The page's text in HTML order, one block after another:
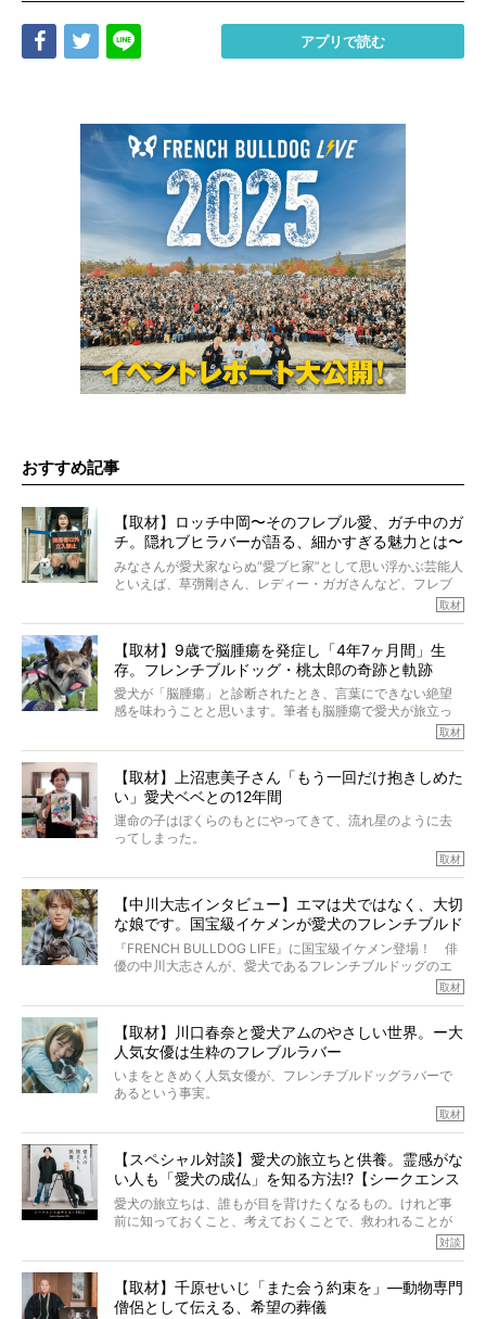
Share Tweet アプリで読む
おすすめ記事
【取材】ロッチ中岡〜そのフレブル愛、ガチ中のガ
チ。隠れブヒラバーが語る、細かすぎる魅力とは〜
【前編】
みなさんが愛犬家ならぬ“愛ブヒ家”として思い浮かぶ芸能人
といえば、草彅剛さん、レディー・ガガさんなど、フレブ
ルを飼っている方が多いと思います。が、ロッチ中岡さん
んのインスタグラムを覗くと、たくさんのフレブルアカウ
ントがフォローされていて、わが『FRENCH BULLDOG
LIFE』モデルのnicoやトーラスも、その中の一頭。
そんな中岡さんに、フレブルの魅力を語っていただきまし
た。そのブヒ愛っぷりは、思ってた以上！ ガチ中のガチ
取材
【取材】9歳で脳腫瘍を発症し「4年7ヶ月間」生
存。フレンチブルドッグ・桃太郎の奇跡と軌跡
愛犬が「脳腫瘍」と診断されたとき、言葉にできない絶望
感を味わうことと思います。筆者も脳腫瘍で愛犬が旅立っ
たひとり。だからこそ、どれほど厄介で困難な病気かを理
ところが、フレンチブルドッグの桃太郎は9歳で脳腫瘍を発
症し、なんと4年7ヶ月間も生き抜いたのです。旅立ったと
きの年齢は13歳と11ヶ月、レジェンド級のレジェンドでし
た。さらには、治療後3年間は一度も発作が起きなかったと
いいます。
この事実はフレンチブルドッグだけでなく、脳腫瘍と闘う
太郎のオーナーである佐藤さんご夫婦に、治療の選択やケ
アについて詳しくお話しをうかがいました。
取材
【取材】上沼恵美子さん「もう一回だけ抱きしめた
い」愛犬ベベとの12年間
運命の子はぼくらのもとにやってきて、流れ星のように去
ってしまった。
り添いたいと思う。
その悲しみをいますぐ解消することはできないが、話をき
いて、泣いたり笑ったりするのもいいだろう。
こんな子だった、こんなにいい子だった、ほんとうに愛し
ていたと。
ぼくらは上沼恵美子さんのご自宅へ伺って、お話をきこう
と思った。
取材
【中川大志インタビュー】エマは犬ではなく、大切
な娘です。国宝級イケメンが愛犬のフレンチブルド
ッグと一緒に登場
『FRENCH BULLDOG LIFE』に国宝級イケメン登場！ 俳
優の中川大志さんが、愛犬であるフレンチブルドッグのエ
マちゃん（2歳の女の子）にメロメロとの情報を聞きつけ、
カエピソードが次から次へと飛び出しました。
取材
【取材】川口春奈と愛犬アムのやさしい世界。ー大
人気女優は生粋のフレブルラバー
いまをときめく人気女優が、フレンチブルドッグラバーで
あるという事実。
とりを目の当たりにするほどに、そのフレンチブルドッグ
愛がわたしたちのそれとまったく同じであることに、なん
だかうれしくなってしまったのでした。
春奈さんとアムちゃんのすてきな暮らしを、BUHI編集長の
小西がいつくしみながら、切り取らせていただきます。
取材
【スペシャル対談】愛犬の旅立ちと供養。霊感がな
い人も「愛犬の成仏」を知る方法!?【シークエンス
はやとも×PELI】
愛犬の旅立ちは、誰もが目を背けたくなるもの。けれど事
前に知っておくこと、考えておくことで、救われることが
力をもつお笑い芸人「シークエンスはやとも」さんに、愛
犬の旅立ちや供養についてインタビュー。
対談
【取材】千原せいじ「また会う約束を」―動物専門
僧侶として伝える、希望の葬儀